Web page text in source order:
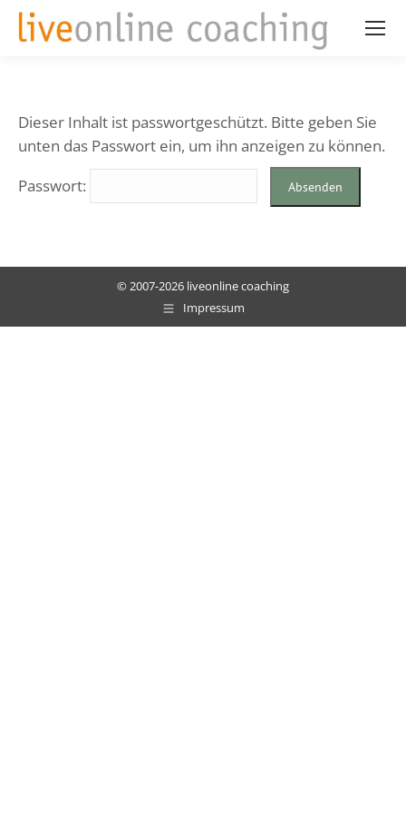
Dieser Inhalt ist passwortgeschützt. Bitte geben Sie
unten das Passwort ein, um ihn anzeigen zu können.
Passwort:
© 2007-2026 liveonline coaching
Impressum